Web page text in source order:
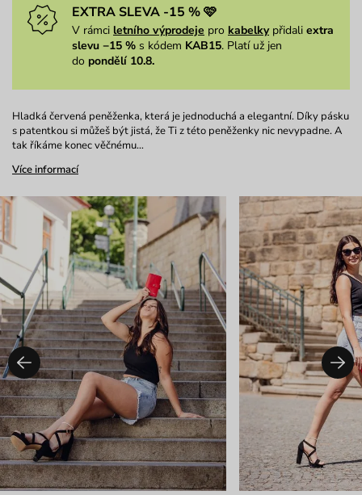
EXTRA SLEVA -15 % 🩷
V rámci letního výprodeje pro kabelkypřidali extra
slevu −15 % s kódem KAB15. Platí už jen
do pondělí 10.8.
Hladká červená peněženka, která je jednoduchá a elegantní. Díky pásku
s patentkou si můžeš být jistá, že Ti z této peněženky nic nevypadne. A
tak říkáme konec věčnému…
Více informací